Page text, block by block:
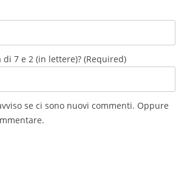
di 7 e 2 (in lettere)? (Required)
se ci sono nuovi commenti. Oppure